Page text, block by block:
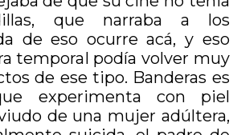
que narraba a los
de eso ocurre acá, y eso
temporal podía volver muy
de ese tipo. Banderas es
experimenta con piel
de una mujer adúltera,